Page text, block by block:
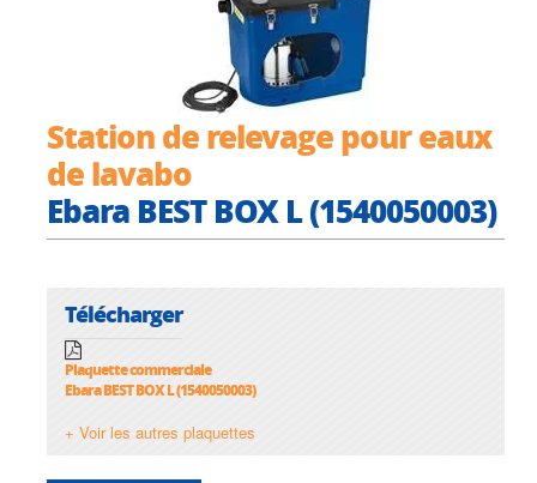
Station de relevage pour eaux
de lavabo
Ebara BEST BOX L (1540050003)
Télécharger
Plaquette commerciale
Ebara BEST BOX L (1540050003)
+ Voir les autres plaquettes